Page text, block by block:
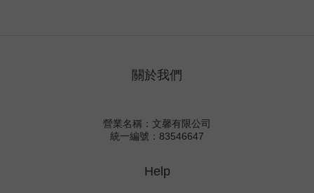
關於我們
營業名稱：文馨有限公司
統一編號：83546647
Help